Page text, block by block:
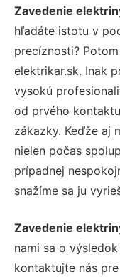
Zavedenie
hľadáte istotu v
precíznosti?
elektrikar.sk. Inak
vysokú
od prvého
zákazky. Keďže aj
nielen počas
prípadnej
snažíme sa ju
Zavedenie
nami sa o
kontaktujte nás